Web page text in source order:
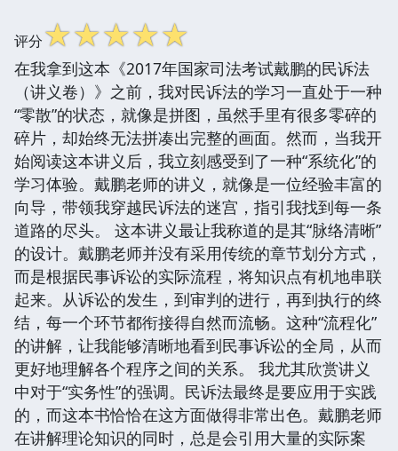
评分☆☆☆☆☆
在我拿到这本《2017年国家司法考试戴鹏的民诉法
（讲义卷）》之前，我对民诉法的学习一直处于一种
“零散”的状态，就像是拼图，虽然手里有很多零碎的
碎片，却始终无法拼凑出完整的画面。然而，当我开
始阅读这本讲义后，我立刻感受到了一种“系统化”的
学习体验。戴鹏老师的讲义，就像是一位经验丰富的
向导，带领我穿越民诉法的迷宫，指引我找到每一条
道路的尽头。 这本讲义最让我称道的是其“脉络清晰”
的设计。戴鹏老师并没有采用传统的章节划分方式，
而是根据民事诉讼的实际流程，将知识点有机地串联
起来。从诉讼的发生，到审判的进行，再到执行的终
结，每一个环节都衔接得自然而流畅。这种“流程化”
的讲解，让我能够清晰地看到民事诉讼的全局，从而
更好地理解各个程序之间的关系。 我尤其欣赏讲义
中对于“实务性”的强调。民诉法最终是要应用于实践
的，而这本书恰恰在这方面做得非常出色。戴鹏老师
在讲解理论知识的同时，总是会引用大量的实际案